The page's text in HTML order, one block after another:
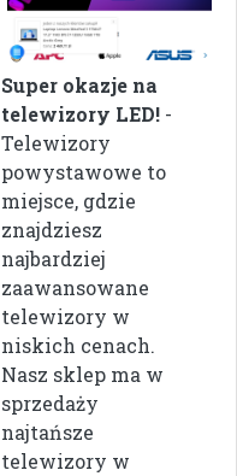
Super okazje na
telewizory LED! -
Telewizory
powystawowe to
miejsce, gdzie
znajdziesz
najbardziej
zaawansowane
telewizory w
niskich cenach.
Nasz sklep ma w
sprzedaży
najtańsze
telewizory w